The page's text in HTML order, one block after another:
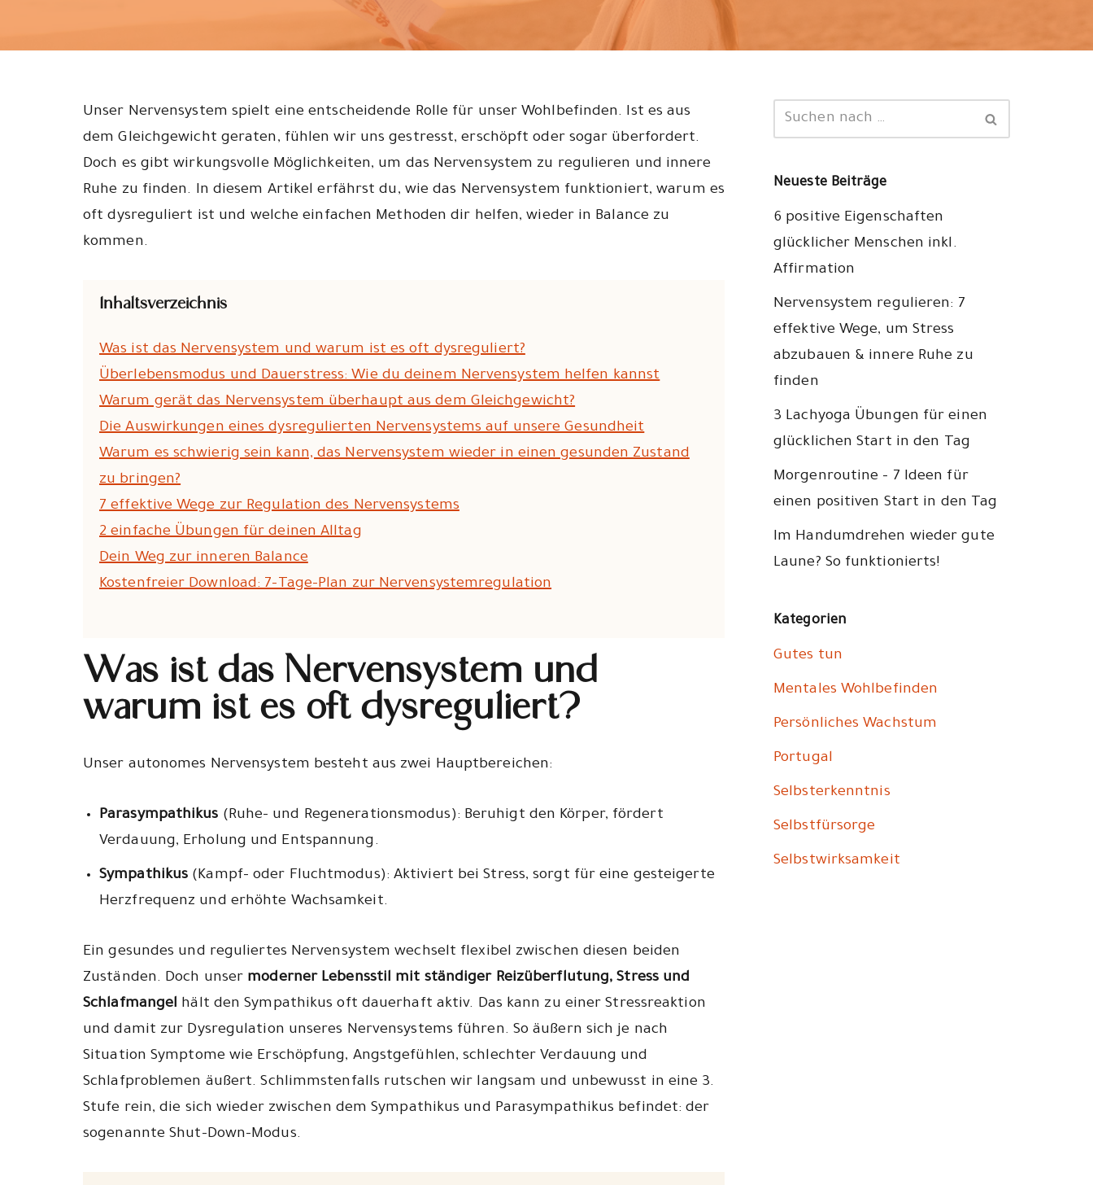
Unser Nervensystem spielt eine entscheidende Rolle für unser Wohlbefinden. Ist es aus
dem Gleichgewicht geraten, fühlen wir uns gestresst, erschöpft oder sogar überfordert.
Doch es gibt wirkungsvolle Möglichkeiten, um das Nervensystem zu regulieren und innere
Ruhe zu finden. In diesem Artikel erfährst du, wie das Nervensystem funktioniert, warum es
oft dysreguliert ist und welche einfachen Methoden dir helfen, wieder in Balance zu
kommen.
Inhaltsverzeichnis
Was ist das Nervensystem und warum ist es oft dysreguliert?
Überlebensmodus und Dauerstress: Wie du deinem Nervensystem helfen kannst
Warum gerät das Nervensystem überhaupt aus dem Gleichgewicht?
Die Auswirkungen eines dysregulierten Nervensystems auf unsere Gesundheit
Warum es schwierig sein kann, das Nervensystem wieder in einen gesunden Zustand
zu bringen?
7 effektive Wege zur Regulation des Nervensystems
2 einfache Übungen für deinen Alltag
Dein Weg zur inneren Balance
Kostenfreier Download: 7-Tage-Plan zur Nervensystemregulation
Was ist das Nervensystem und
warum ist es oft dysreguliert?
Unser autonomes Nervensystem besteht aus zwei Hauptbereichen:
Parasympathikus (Ruhe- und Regenerationsmodus): Beruhigt den Körper, fördert
Verdauung, Erholung und Entspannung.
Sympathikus (Kampf- oder Fluchtmodus): Aktiviert bei Stress, sorgt für eine gesteigerte
Herzfrequenz und erhöhte Wachsamkeit.
Ein gesundes und reguliertes Nervensystem wechselt flexibel zwischen diesen beiden
Zuständen. Doch unser moderner Lebensstil mit ständiger Reizüberflutung, Stress und
Schlafmangel hält den Sympathikus oft dauerhaft aktiv. Das kann zu einer Stressreaktion
und damit zur Dysregulation unseres Nervensystems führen. So äußern sich je nach
Situation Symptome wie Erschöpfung, Angstgefühlen, schlechter Verdauung und
Schlafproblemen äußert. Schlimmstenfalls rutschen wir langsam und unbewusst in eine 3.
Stufe rein, die sich wieder zwischen dem Sympathikus und Parasympathikus befindet: der
sogenannte Shut-Down-Modus.
Neueste Beiträge
6 positive Eigenschaften
glücklicher Menschen inkl.
Affirmation
Nervensystem regulieren: 7
effektive Wege, um Stress
abzubauen & innere Ruhe zu
finden
3 Lachyoga Übungen für einen
glücklichen Start in den Tag
Morgenroutine – 7 Ideen für
einen positiven Start in den Tag
Im Handumdrehen wieder gute
Laune? So funktionierts!
Kategorien
Gutes tun
Mentales Wohlbefinden
Persönliches Wachstum
Portugal
Selbsterkenntnis
Selbstfürsorge
Selbstwirksamkeit